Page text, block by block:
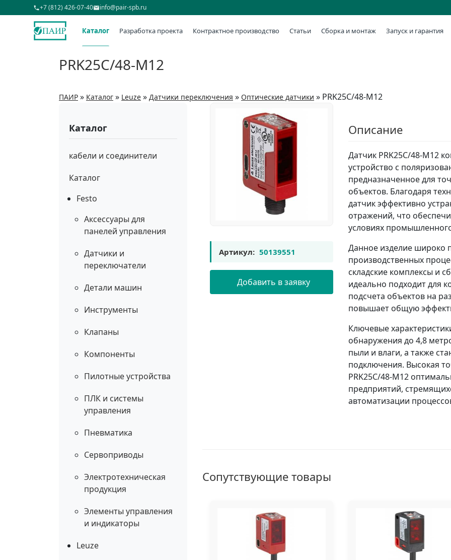
+7 (812) 426-07-40 info@pair-spb.ru
Каталог Разработка проекта Контрактное производство Статьи Сборка и монтаж Запуск и гарантия
PRK25C/48-M12
ПАИР » Каталог » Leuze » Датчики переключения » Оптические датчики » PRK25C/48-M12
Каталог
кабели и соединители
Каталог
Festo
Аксессуары для
панелей управления
Датчики и
переключатели
Детали машин
Инструменты
Клапаны
Компоненты
Пилотные устройства
ПЛК и системы
управления
Пневматика
Сервоприводы
Электротехническая
продукция
Элементы управления
и индикаторы
Leuze
Артикул: 50139551
Добавить в заявку
Описание
Датчик PRK25C/48-M12
устройство с
предназначенное для
объектов. Благодаря
датчик эффективно
отражений, что
условиях
Данное изделие широко
производственных
складские комплексы и
идеально подходит для
подсчета объектов на
повышает общую
Ключевые
обнаружения до 4,8
пыли и влаги, а также
подключения. Высокая
PRK25C/48-M12
предприятий,
автоматизации
Сопутствующие товары